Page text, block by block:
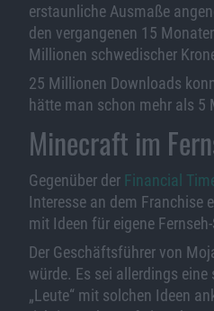
erstaunliche Ausmaße
den vergangenen 15
Millionen schwedischer
25 Millionen Downloads
hätte man schon mehr als
Minecraft im
Gegenüber der Financial
Interesse an dem Franchise
mit Ideen für eigene
Der Geschäftsführer von
würde. Es sei allerdings
„Leute“ mit solchen Ideen